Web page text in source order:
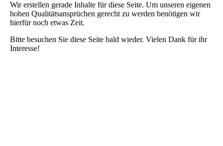
Wir erstellen gerade Inhalte für diese Seite. Um unseren eigenen
hohen Qualitätsansprüchen gerecht zu werden benötigen wir
hierfür noch etwas Zeit.
Bitte besuchen Sie diese Seite bald wieder. Vielen Dank für ihr
Interesse!